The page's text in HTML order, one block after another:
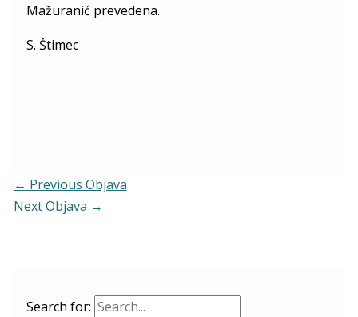
Mažuranić prevedena.
S. Štimec
← Previous Objava
Next Objava →
Search for: